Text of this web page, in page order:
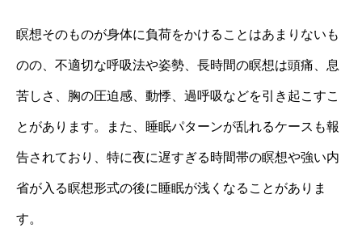
瞑想そのものが身体に負荷をかけることはあまりないも
のの、不適切な呼吸法や姿勢、長時間の瞑想は頭痛、息
苦しさ、胸の圧迫感、動悸、過呼吸などを引き起こすこ
とがあります。また、睡眠パターンが乱れるケースも報
告されており、特に夜に遅すぎる時間帯の瞑想や強い内
省が入る瞑想形式の後に睡眠が浅くなることがありま
す。